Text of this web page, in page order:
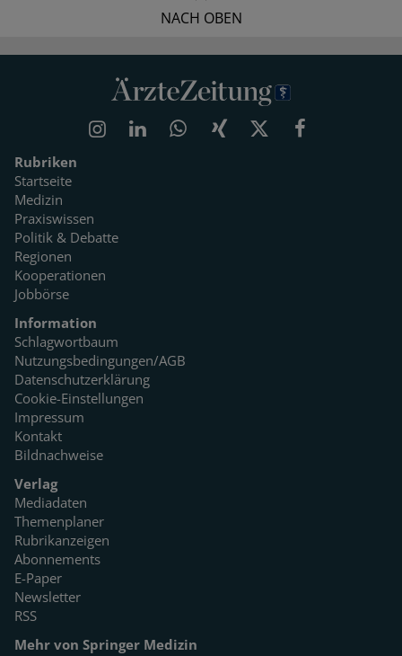
NACH OBEN
Rubriken
Startseite
Medizin
Praxiswissen
Politik & Debatte
Regionen
Kooperationen
Jobbörse
Information
Schlagwortbaum
Nutzungsbedingungen/AGB
Datenschutzerklärung
Cookie-Einstellungen
Impressum
Kontakt
Bildnachweise
Verlag
Mediadaten
Themenplaner
Rubrikanzeigen
Abonnements
E-Paper
Newsletter
RSS
Mehr von Springer Medizin